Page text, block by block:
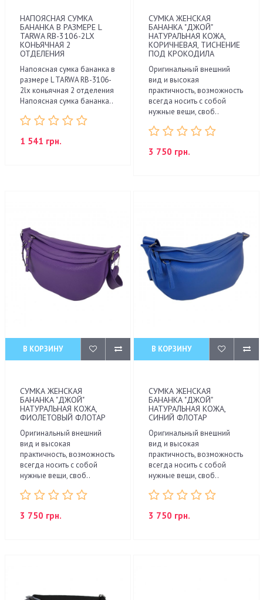
НАПОЯСНАЯ СУМКА
БАНАНКА В РАЗМЕРЕ L
TARWA RB-3106-2LX
КОНЬЯЧНАЯ 2
ОТДЕЛЕНИЯ
Напоясная сумка бананка в
размере L TARWA RB-3106-
2lx коньячная 2 отделения
Напоясная сумка бананка..
1 541 грн.
СУМКА ЖЕНСКАЯ
БАНАНКА "ДЖОЙ"
НАТУРАЛЬНАЯ КОЖА,
КОРИЧНЕВАЯ, ТИСНЕНИЕ
ПОД КРОКОДИЛА
Оригинальный внешний
вид и высокая
практичность, возможность
всегда носить с собой
нужные вещи, своб..
3 750 грн.
В КОРЗИНУ
СУМКА ЖЕНСКАЯ
БАНАНКА "ДЖОЙ"
НАТУРАЛЬНАЯ КОЖА,
ФИОЛЕТОВЫЙ ФЛОТАР
Оригинальный внешний
вид и высокая
практичность, возможность
всегда носить с собой
нужные вещи, своб..
3 750 грн.
В КОРЗИНУ
СУМКА ЖЕНСКАЯ
БАНАНКА "ДЖОЙ"
НАТУРАЛЬНАЯ КОЖА,
СИНИЙ ФЛОТАР
Оригинальный внешний
вид и высокая
практичность, возможность
всегда носить с собой
нужные вещи, своб..
3 750 грн.